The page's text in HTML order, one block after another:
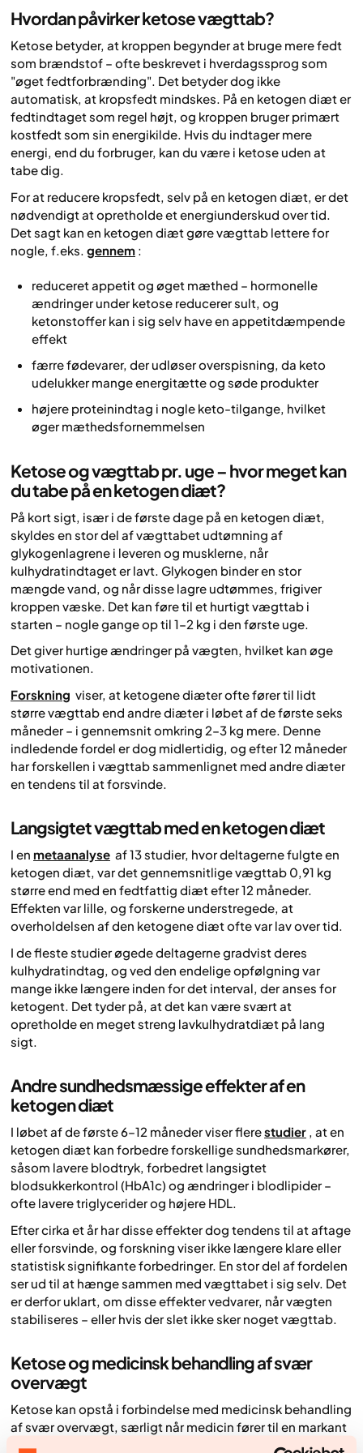
Hvordan påvirker ketose vægttab?
Ketose betyder, at kroppen begynder at bruge mere fedt
som brændstof – ofte beskrevet i hverdagssprog som
"øget fedtforbrænding". Det betyder dog ikke
automatisk, at kropsfedt mindskes. På en ketogen diæt er
fedtindtaget som regel højt, og kroppen bruger primært
kostfedt som sin energikilde. Hvis du indtager mere
energi, end du forbruger, kan du være i ketose uden at
tabe dig.
For at reducere kropsfedt, selv på en ketogen diæt, er det
nødvendigt at opretholde et energiunderskud over tid.
Det sagt kan en ketogen diæt gøre vægttab lettere for
nogle, f.eks. gennem :
reduceret appetit og øget mæthed – hormonelle
ændringer under ketose reducerer sult, og
ketonstoffer kan i sig selv have en appetitdæmpende
effekt
færre fødevarer, der udløser overspisning, da keto
udelukker mange energitætte og søde produkter
højere proteinindtag i nogle keto-tilgange, hvilket
øger mæthedsfornemmelsen
Ketose og vægttab pr. uge – hvor meget kan
du tabe på en ketogen diæt?
På kort sigt, især i de første dage på en ketogen diæt,
skyldes en stor del af vægttabet udtømning af
glykogenlagrene i leveren og musklerne, når
kulhydratindtaget er lavt. Glykogen binder en stor
mængde vand, og når disse lagre udtømmes, frigiver
kroppen væske. Det kan føre til et hurtigt vægttab i
starten – nogle gange op til 1–2 kg i den første uge.
Det giver hurtige ændringer på vægten, hvilket kan øge
motivationen.
Forskning viser, at ketogene diæter ofte fører til lidt
større vægttab end andre diæter i løbet af de første seks
måneder – i gennemsnit omkring 2–3 kg mere. Denne
indledende fordel er dog midlertidig, og efter 12 måneder
har forskellen i vægttab sammenlignet med andre diæter
en tendens til at forsvinde.
Langsigtet vægttab med en ketogen diæt
I en metaanalyse af 13 studier, hvor deltagerne fulgte en
ketogen diæt, var det gennemsnitlige vægttab 0,91 kg
større end med en fedtfattig diæt efter 12 måneder.
Effekten var lille, og forskerne understregede, at
overholdelsen af den ketogene diæt ofte var lav over tid.
I de fleste studier øgede deltagerne gradvist deres
kulhydratindtag, og ved den endelige opfølgning var
mange ikke længere inden for det interval, der anses for
ketogent. Det tyder på, at det kan være svært at
opretholde en meget streng lavkulhydratdiæt på lang
sigt.
Andre sundhedsmæssige effekter af en
ketogen diæt
I løbet af de første 6–12 måneder viser flerestudier , at en
ketogen diæt kan forbedre forskellige sundhedsmarkører,
såsom lavere blodtryk, forbedret langsigtet
blodsukkerkontrol (HbA1c) og ændringer i blodlipider –
ofte lavere triglycerider og højere HDL.
Efter cirka et år har disse effekter dog tendens til at aftage
eller forsvinde, og forskning viser ikke længere klare eller
statistisk signifikante forbedringer. En stor del af fordelen
ser ud til at hænge sammen med vægttabet i sig selv. Det
er derfor uklart, om disse effekter vedvarer, når vægten
stabiliseres – eller hvis der slet ikke sker noget vægttab.
Ketose og medicinsk behandling af svær
overvægt
Ketose kan opstå i forbindelse med medicinsk behandling
af svær overvægt, særligt når medicin fører til en markant
reduktion i appetit og dermed et stort energiunderskud.